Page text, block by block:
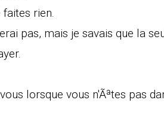
rien.
pas, mais je savais que la
lorsque vous n'Ãªtes pas